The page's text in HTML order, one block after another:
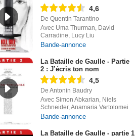
4,6
De Quentin Tarantino
Avec Uma Thurman, David
Carradine, Lucy Liu
Bande-annonce
La Bataille de Gaulle - Partie
2 : J’écris ton nom
4,5
De Antonin Baudry
Avec Simon Abkarian, Niels
Schneider, Anamaria Vartolomei
Bande-annonce
La Bataille de Gaulle - partie 1